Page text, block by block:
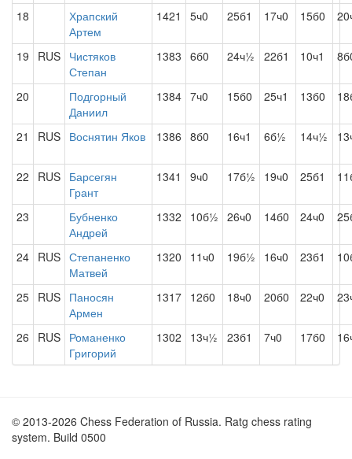
18
Храпский
Артем
1421 5ч0 25б1 17ч0 15б0
19 RUS Чистяков
Степан
1383 6б0 24ч½ 22б1 10ч1
20
Подгорный
Даниил
1384 7ч0 15б0 25ч1 13б0
21 RUS Воснятин Яков 1386 8б0 16ч1 6б½ 14ч½
22 RUS Барсегян
Грант
1341 9ч0 17б½ 19ч0 25б1
23
Бубненко
Андрей
1332 10б½ 26ч0 14б0 24ч0
24 RUS Степаненко
Матвей
1320 11ч0 19б½ 16ч0 23б1
25 RUS Паносян
Армен
1317 12б0 18ч0 20б0 22ч0
26 RUS Романенко
Григорий
1302 13ч½ 23б1 7ч0 17б0
© 2013-2026 Chess Federation of Russia. Ratg chess rating
system. Build 0500